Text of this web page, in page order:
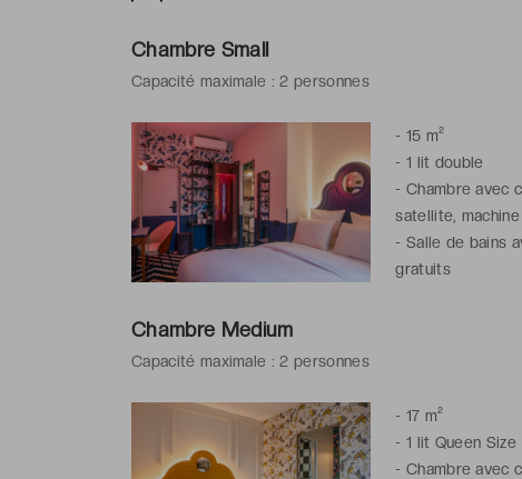
Chambre Small
Capacité maximale : 2 personnes
- 15 m²
- 1 lit double
- Chambre avec
satellite,
- Salle de bains
gratuits
Chambre Medium
Capacité maximale : 2 personnes
- 17 m²
- 1 lit Queen Size
- Chambre avec